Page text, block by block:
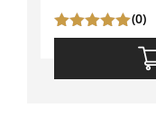
(0)